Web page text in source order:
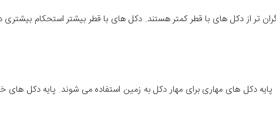
تر از دکل های با قطر کمتر هستند. دکل های با قطر بیشتر استحکام بیشتری
دکل های مهاری برای مهار دکل به زمین استفاده می شوند. پایه دکل های